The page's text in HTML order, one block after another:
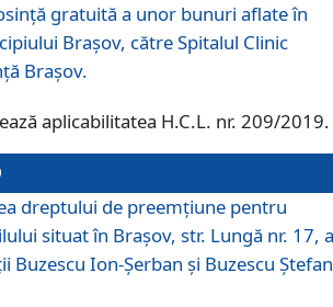
gratuită a unor bunuri aflate în
Braşov, către Spitalul Clinic
Braşov.
aplicabilitatea H.C.L. nr. 209/2019.
dreptului de preemţiune pentru
situat în Braşov, str. Lungă nr. 17,
Buzescu Ion-Şerban și Buzescu